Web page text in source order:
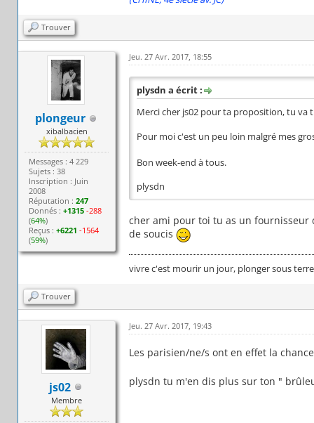
Trouver
plongeur
xibalbacien
Messages : 4 229
Sujets : 38
Inscription : Juin
2008
Réputation :247
Donnés :+1315 -288
(64%)
Reçus :+6221 -1564
(59%)
Jeu. 27 Avr. 2017, 18:55
plysdn a écrit :
Merci cher js02 pour ta proposition, tu va
Pour moi c'est un peu loin malgré mes
Bon week-end à tous.
plysdn
cher ami pour toi tu as un fournisseur
de soucis
vivre c'est mourir un jour, plonger sous
Trouver
js02
Membre
Jeu. 27 Avr. 2017, 19:43
Les parisien/ne/s ont en effet la
plysdn tu m'en dis plus sur ton "